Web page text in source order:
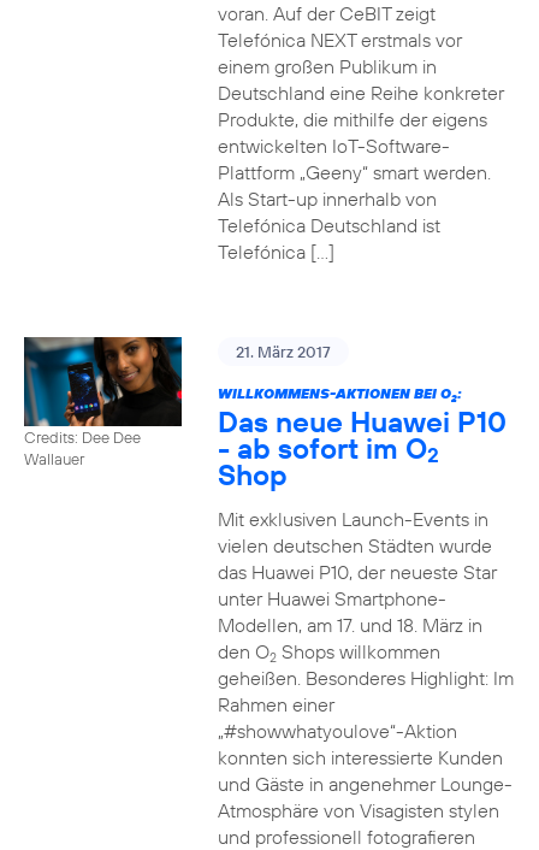
voran. Auf der CeBIT zeigt
Telefónica NEXT erstmals vor
einem großen Publikum in
Deutschland eine Reihe konkreter
Produkte, die mithilfe der eigens
entwickelten IoT-Software-
Plattform „Geeny“ smart werden.
Als Start-up innerhalb von
Telefónica Deutschland ist
Telefónica […]
Credits: Dee Dee
Wallauer
21. März 2017
WILLKOMMENS-AKTIONEN BEI O2:
Das neue Huawei P10
- ab sofort im O2
Shop
Mit exklusiven Launch-Events in
vielen deutschen Städten wurde
das Huawei P10, der neueste Star
unter Huawei Smartphone-
Modellen, am 17. und 18. März in
den O2Shops willkommen
geheißen. Besonderes Highlight: Im
Rahmen einer
„#showwhatyoulove“-Aktion
konnten sich interessierte Kunden
und Gäste in angenehmer Lounge-
Atmosphäre von Visagisten stylen
und professionell fotografieren